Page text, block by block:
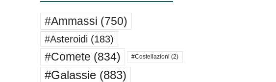
#Ammassi (750)
#Asteroidi (183)
#Comete (834) #Costellazioni (2)
#Galassie(883)